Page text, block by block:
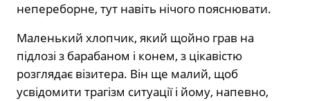
непереборне, тут навіть нічого пояснювати.
Маленький хлопчик, який щойно грав на
підлозі з барабаном і конем, з цікавістю
розглядає візитера. Він ще малий, щоб
усвідомити трагізм ситуації і йому, напевно,